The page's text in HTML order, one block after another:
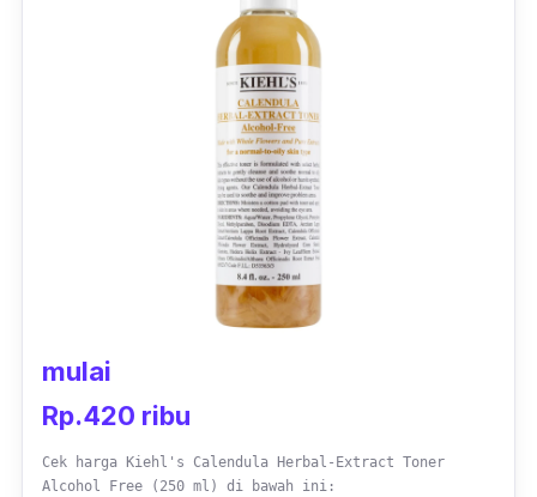
mulai
Rp.420 ribu
Cek harga Kiehl's Calendula Herbal-Extract Toner
Alcohol Free (250 ml) di bawah ini: